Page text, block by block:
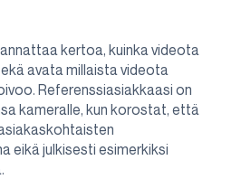
kertoa, kuinka videota
avata millaista videota
Referenssiasiakkaasi on
kameralle, kun korostat, että
eikä julkisesti esimerkiksi